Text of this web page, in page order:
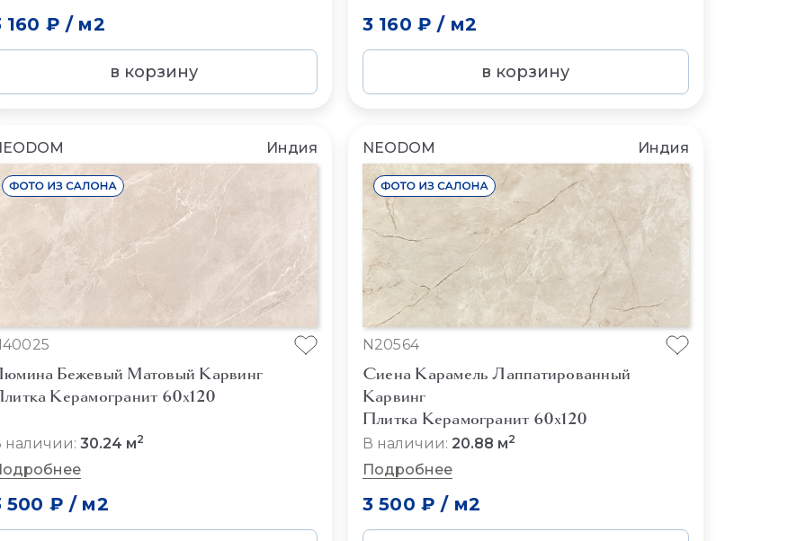
160 ₽ / м2
в корзину
3 160 ₽ / м2
в корзину
Индия
Бежевый Матовый Карвинг
Керамогранит 60x120
наличии: 30.24 м2
500 ₽ / м2
NEODOM Индия
N20564
Сиена Карамель Лаппатированный
Карвинг
Плитка Керамогранит 60x120
В наличии: 20.88 м2
Подробнее
3 500 ₽ / м2